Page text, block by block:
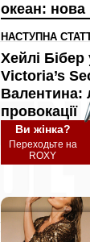
океан: нова
НАСТУПНА
Хейлі Бібер
Victoria’s
Валентина:
провокації
Ви жінка?
Переходьте на
ROXY